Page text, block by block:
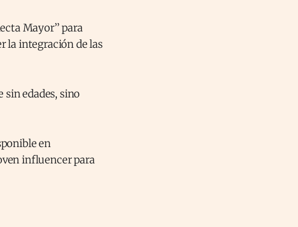
Mayor’’ para
la integración de las
sin edades, sino
en
influencer para